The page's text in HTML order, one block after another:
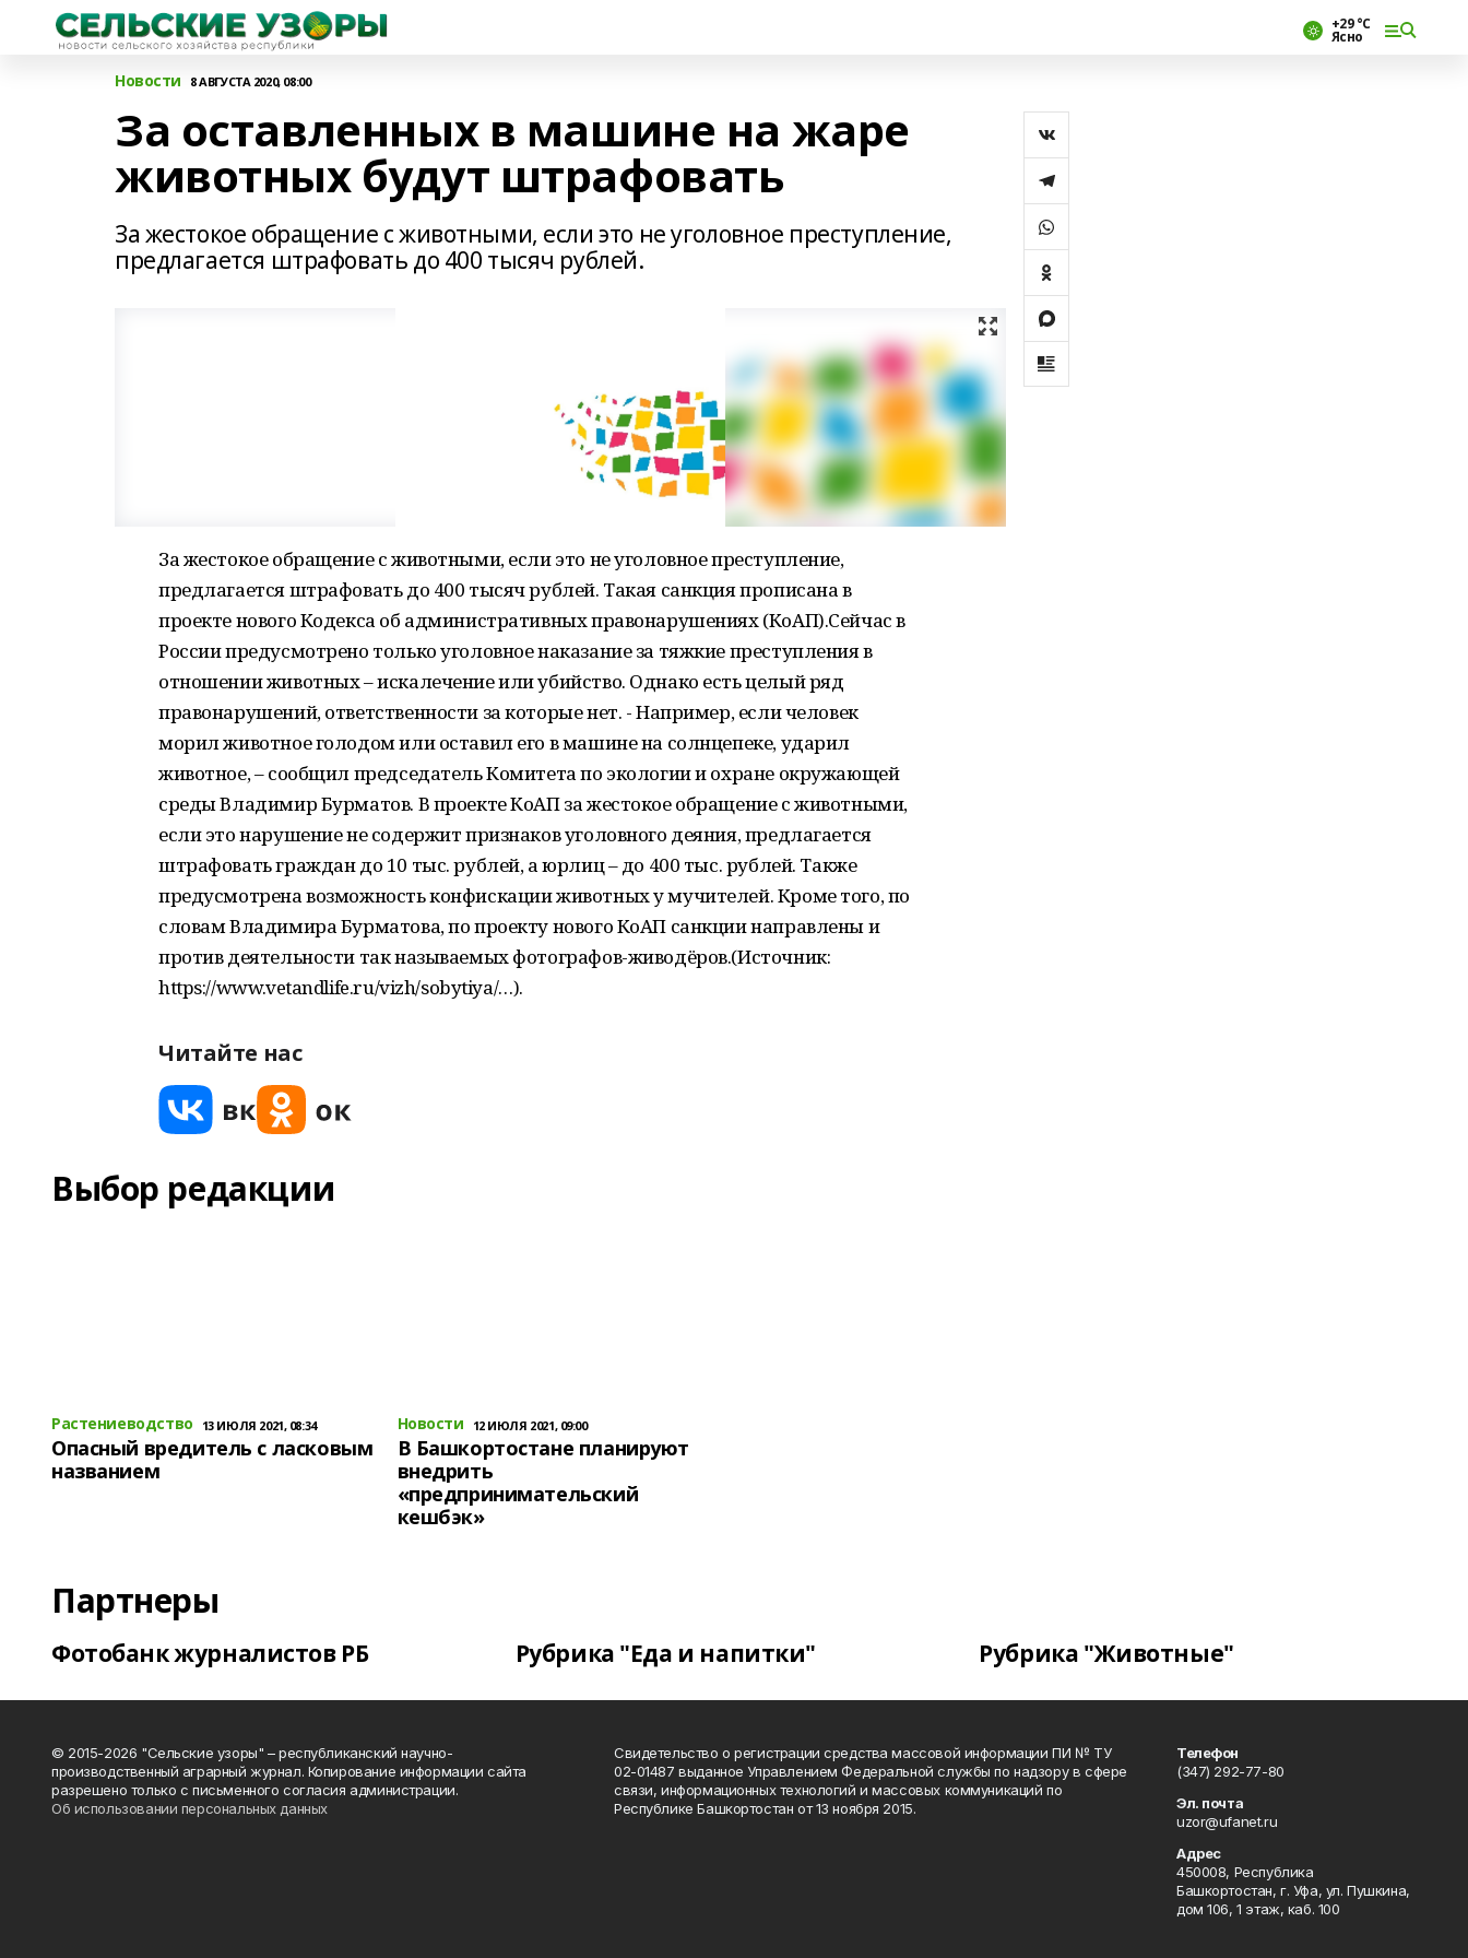
+29 °С
Ясно
Новости 8 АВГУСТА 2020, 08:00
За оставленных в машине на жаре
животных будут штрафовать
За жестокое обращение с животными, если это не уголовное преступление,
предлагается штрафовать до 400 тысяч рублей.
За жестокое обращение с животными, если это не уголовное преступление,
предлагается штрафовать до 400 тысяч рублей. Такая санкция прописана в
проекте нового Кодекса об административных правонарушениях (КоАП).Сейчас в
России предусмотрено только уголовное наказание за тяжкие преступления в
отношении животных – искалечение или убийство. Однако есть целый ряд
правонарушений, ответственности за которые нет. - Например, если человек
морил животное голодом или оставил его в машине на солнцепеке, ударил
животное, – сообщил председатель Комитета по экологии и охране окружающей
среды Владимир Бурматов. В проекте КоАП за жестокое обращение с животными,
если это нарушение не содержит признаков уголовного деяния, предлагается
штрафовать граждан до 10 тыс. рублей, а юрлиц – до 400 тыс. рублей. Также
предусмотрена возможность конфискации животных у мучителей. Кроме того, по
словам Владимира Бурматова, по проекту нового КоАП санкции направлены и
против деятельности так называемых фотографов-живодёров.(Источник:
https://www.vetandlife.ru/vizh/sobytiya/…).
Читайте нас
Выбор редакции
Растениеводство 13 ИЮЛЯ 2021, 08:34
Опасный вредитель с ласковым
названием
Новости 12 ИЮЛЯ 2021, 09:00
В Башкортостане планируют
внедрить
«предпринимательский
кешбэк»
Партнеры
Фотобанк журналистов РБ Рубрика "Еда и напитки" Рубрика "Животные"
© 2015-2026 "Сельские узоры" – республиканский научно-
производственный аграрный журнал. Копирование информации сайта
разрешено только с письменного согласия администрации.
Об использовании персональных данных
Свидетельство о регистрации средства массовой информации ПИ № ТУ
02-01487 выданное Управлением Федеральной службы по надзору в сфере
связи, информационных технологий и массовых коммуникаций по
Республике Башкортостан от 13 ноября 2015.
Телефон
(347) 292-77-80
Эл. почта
uzor@ufanet.ru
Адрес
450008, Республика
Башкортостан, г. Уфа, ул. Пушкина,
дом 106, 1 этаж, каб. 100